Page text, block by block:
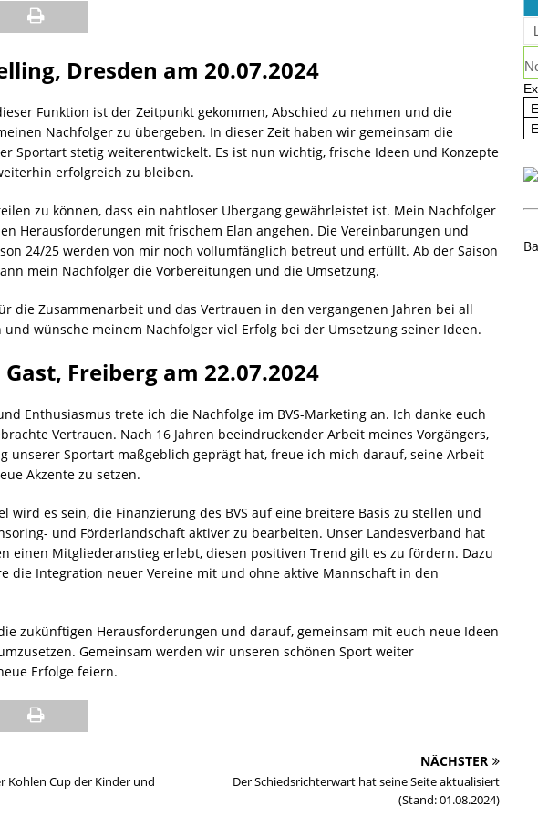
[ 08.05.2025 ]
Dresden am 20.07.2024
Funktion ist der Zeitpunkt gekommen, Abschied zu nehmen und die
Nachfolger zu übergeben. In dieser Zeit haben wir gemeinsam die
Sportart stetig weiterentwickelt. Es ist nun wichtig, frische Ideen und Konzepte
erfolgreich zu bleiben.
zu können, dass ein nahtloser Übergang gewährleistet ist. Mein Nachfolger
Herausforderungen mit frischem Elan angehen. Die Vereinbarungen und
24/25 werden von mir noch vollumfänglich betreut und erfüllt. Ab der Saison
mein Nachfolger die Vorbereitungen und die Umsetzung.
die Zusammenarbeit und das Vertrauen in den vergangenen Jahren bei all
und wünsche meinem Nachfolger viel Erfolg bei der Umsetzung seiner Ideen.
Freiberg am 22.07.2024
Enthusiasmus trete ich die Nachfolge im BVS-Marketing an. Ich danke euch
Vertrauen. Nach 16 Jahren beeindruckender Arbeit meines Vorgängers,
unserer Sportart maßgeblich geprägt hat, freue ich mich darauf, seine Arbeit
Akzente zu setzen.
wird es sein, die Finanzierung des BVS auf eine breitere Basis zu stellen und
und Förderlandschaft aktiver zu bearbeiten. Unser Landesverband hat
einen Mitgliederanstieg erlebt, diesen positiven Trend gilt es zu fördern. Dazu
die Integration neuer Vereine mit und ohne aktive Mannschaft in den
zukünftigen Herausforderungen und darauf, gemeinsam mit euch neue Ideen
Gemeinsam werden wir unseren schönen Sport weiter
Erfolge feiern.
Kohlen Cup der Kinder und
NÄCHSTER
Der Schiedsrichterwart hat seine Seite aktualisiert
(Stand: 01.08.2024)